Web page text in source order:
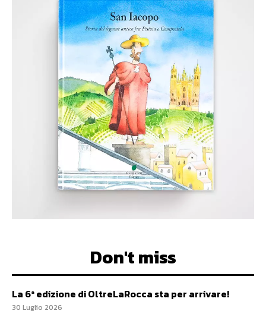
Don't miss
La 6ª edizione di OltreLaRocca sta per arrivare!
30 Luglio 2026